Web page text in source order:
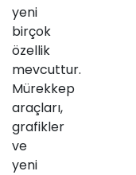
yeni
birçok
özellik
mevcuttur.
Mürekkep
araçları,
grafikler
ve
yeni